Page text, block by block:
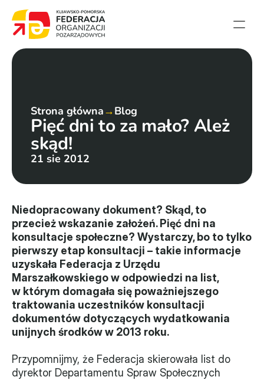
Projekty
Członkowie
English summary
Kontakt
Statut i sprawozdania
Karta zasad
Władze
Historia i działania
Narzędzie samooceny
Kalendarz działań
Strona główna→Blog
Pięć dni to za mało? Ależ
skąd!
21 sie 2012
Niedopracowany dokument? Skąd, to
przecież wskazanie założeń. Pięć dni na
konsultacje społeczne? Wystarczy, bo to tylko
pierwszy etap konsultacji – takie informacje
uzyskała Federacja z Urzędu
Marszałkowskiego w odpowiedzi na list,
w którym domagała się poważniejszego
traktowania uczestników konsultacji
dokumentów dotyczących wydatkowania
unijnych środków w 2013 roku.
Przypomnijmy, że Federacja skierowała list do
dyrektor Departamentu Spraw Społecznych